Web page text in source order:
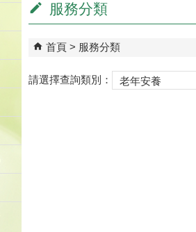
服務分類
首頁 服務分類
請選擇查詢類別：